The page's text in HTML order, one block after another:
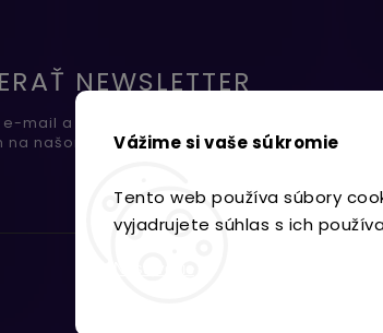
Vážime si vaše súkromie
Tento web používa súbory
vyjadrujete súhlas s ich
NEWSLETTER
mail a my Vám budeme zasielať informácie
na našom e-shope.